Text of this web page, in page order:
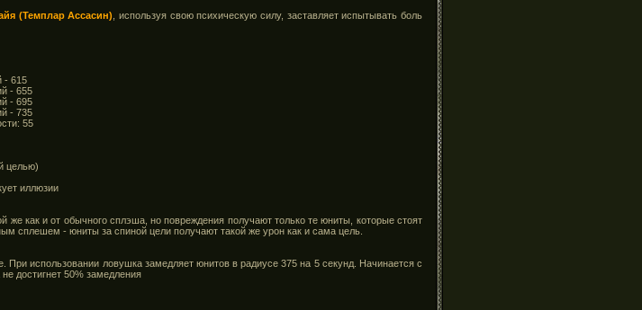
(Темплар Ассасин) , используя свою психическую силу, заставляет испытывать боль
- 615
- 655
- 695
- 735
55
целью)
иллюзии
как и от обычного сплэша, но повреждения получают только те юниты, которые стоят
сплешем - юниты за спиной цели получают такой же урон как и сама цель.
использовании ловушка замедляет юнитов в радиусе 375 на 5 секунд. Начинается с
достигнет 50% замедления